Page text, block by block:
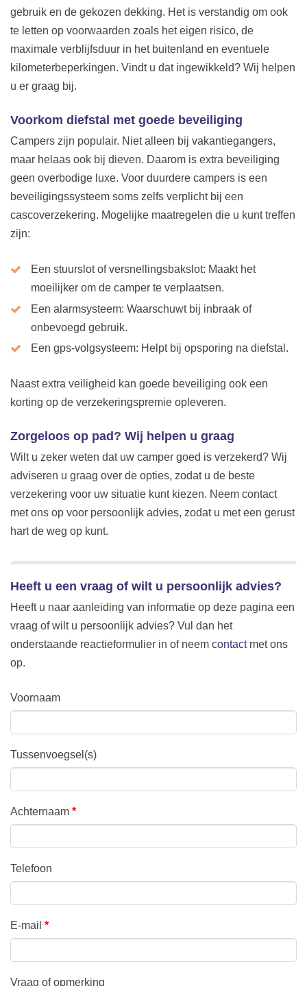
gebruik en de gekozen dekking. Het is verstandig om ook
te letten op voorwaarden zoals het eigen risico, de
maximale verblijfsduur in het buitenland en eventuele
kilometerbeperkingen. Vindt u dat ingewikkeld? Wij helpen
u er graag bij.
Voorkom diefstal met goede beveiliging
Campers zijn populair. Niet alleen bij vakantiegangers,
maar helaas ook bij dieven. Daarom is extra beveiliging
geen overbodige luxe. Voor duurdere campers is een
beveiligingssysteem soms zelfs verplicht bij een
cascoverzekering. Mogelijke maatregelen die u kunt treffen
zijn:
Een stuurslot of versnellingsbakslot: Maakt het
moeilijker om de camper te verplaatsen.
Een alarmsysteem: Waarschuwt bij inbraak of
onbevoegd gebruik.
Een gps-volgsysteem: Helpt bij opsporing na diefstal.
Naast extra veiligheid kan goede beveiliging ook een
korting op de verzekeringspremie opleveren.
Zorgeloos op pad? Wij helpen u graag
Wilt u zeker weten dat uw camper goed is verzekerd? Wij
adviseren u graag over de opties, zodat u de beste
verzekering voor uw situatie kunt kiezen. Neem contact
met ons op voor persoonlijk advies, zodat u met een gerust
hart de weg op kunt.
Heeft u een vraag of wilt u persoonlijk advies?
Heeft u naar aanleiding van informatie op deze pagina een
vraag of wilt u persoonlijk advies? Vul dan het
onderstaande reactieformulier in of neem contactmet ons
op.
Voornaam
Tussenvoegsel(s)
Achternaam *
Telefoon
E-mail *
Vraag of opmerking